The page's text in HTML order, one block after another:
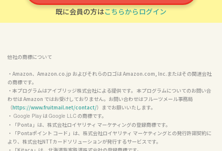
500pt プレゼント中
最短1分！無料会員登録はこちら
他社の商標について
・Amazon、Amazon.co.jp およびそれらのロゴは Amazon.com, Inc.またはその関連会社
の商標です。
・本プログラムはアイブリッジ株式会社による提供です。 本プログラムについてのお問い合
わせは Amazon ではお受けしておりません。お問い合わせはフルーツメール事務局
（ https://www.fruitmail.net/contact/ ）までお願いいたします。
Google Play は Google LLC の商標です。